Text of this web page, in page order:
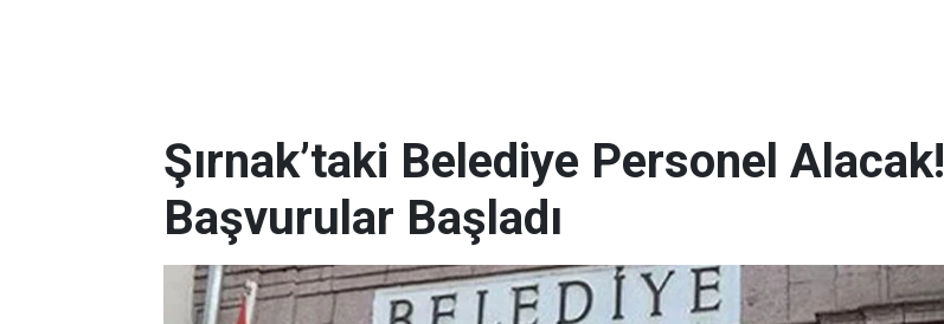
Şırnak’taki Belediye Personel Alacak!
Başvurular Başladı